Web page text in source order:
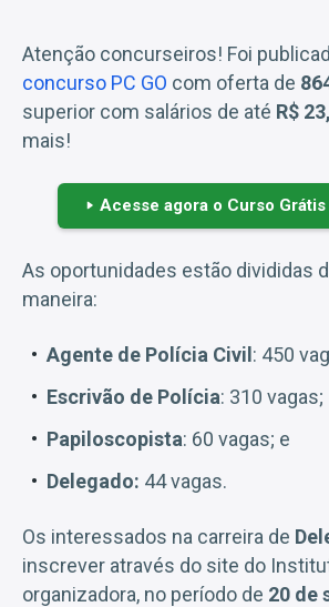
Atenção concurseiros! Foi
concurso PC GO com oferta de
superior com salários de até R$
mais!
Acesse agora o Curso Grátis
As oportunidades estão divididas
maneira:
Agente de Polícia Civil : 450
Escrivão de Polícia: 310 vagas;
Papiloscopista: 60 vagas; e
Delegado: 44 vagas.
Os interessados na carreira de
inscrever através do site do
organizadora, no período de 20 de